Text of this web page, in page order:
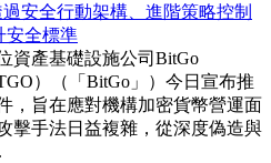
安全行動架構、進階策略控制
安全標準
資產基礎設施公司BitGo
）（「BitGo」）今日宣布推
，旨在應對機構加密貨幣營運面
擊手法日益複雜，從深度偽造與